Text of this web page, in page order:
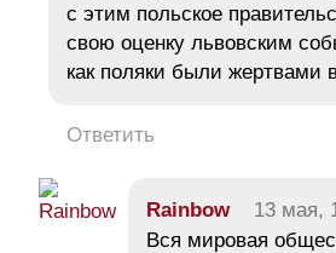
с этим польское
свою оценку львовским
как поляки были жертвами
Ответить
Rainbow 13 мая,
Вся мировая